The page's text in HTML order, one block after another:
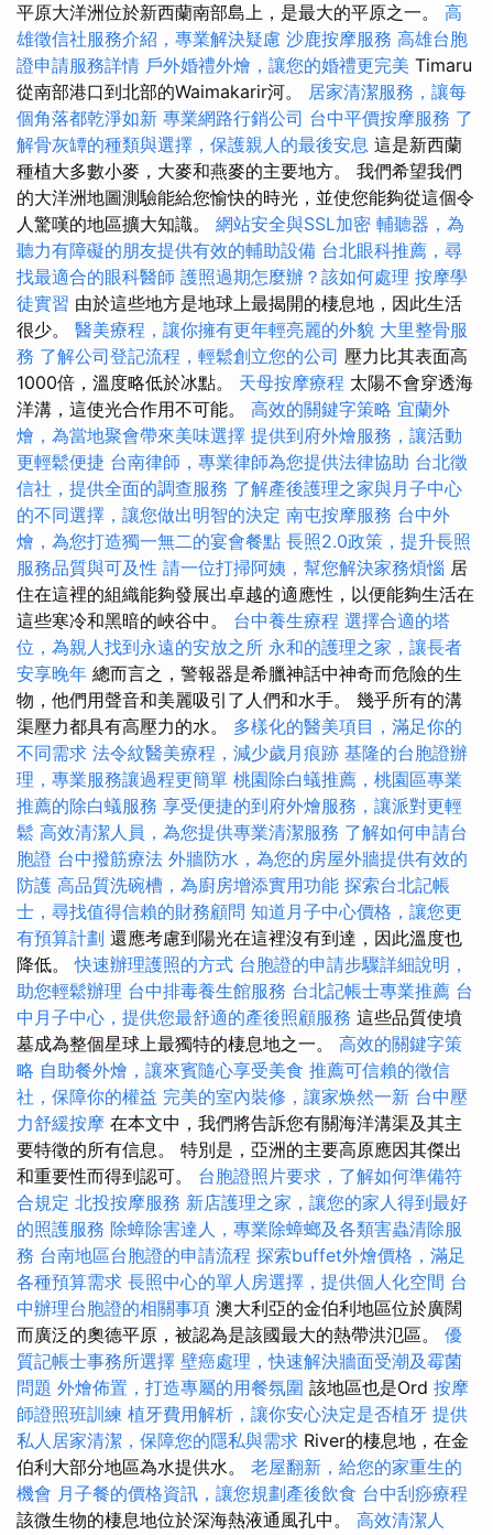
平原大洋洲位於新西蘭南部島上，是最大的平原之一。 高
雄徵信社服務介紹，專業解決疑慮 沙鹿按摩服務 高雄台胞
證申請服務詳情 戶外婚禮外燴，讓您的婚禮更完美 Timaru
從南部港口到北部的Waimakarir河。 居家清潔服務，讓每
個角落都乾淨如新 專業網路行銷公司 台中平價按摩服務 了
解骨灰罈的種類與選擇，保護親人的最後安息 這是新西蘭
種植大多數小麥，大麥和燕麥的主要地方。 我們希望我們
的大洋洲地圖測驗能給您愉快的時光，並使您能夠從這個令
人驚嘆的地區擴大知識。 網站安全與SSL加密 輔聽器，為
聽力有障礙的朋友提供有效的輔助設備 台北眼科推薦，尋
找最適合的眼科醫師 護照過期怎麼辦？該如何處理 按摩學
徒實習 由於這些地方是地球上最揭開的棲息地，因此生活
很少。 醫美療程，讓你擁有更年輕亮麗的外貌 大里整骨服
務 了解公司登記流程，輕鬆創立您的公司 壓力比其表面高
1000倍，溫度略低於冰點。 天母按摩療程 太陽不會穿透海
洋溝，這使光合作用不可能。 高效的關鍵字策略 宜蘭外
燴，為當地聚會帶來美味選擇 提供到府外燴服務，讓活動
更輕鬆便捷 台南律師，專業律師為您提供法律協助 台北徵
信社，提供全面的調查服務 了解產後護理之家與月子中心
的不同選擇，讓您做出明智的決定 南屯按摩服務 台中外
燴，為您打造獨一無二的宴會餐點 長照2.0政策，提升長照
服務品質與可及性 請一位打掃阿姨，幫您解決家務煩惱 居
住在這裡的組織能夠發展出卓越的適應性，以便能夠生活在
這些寒冷和黑暗的峽谷中。 台中養生療程 選擇合適的塔
位，為親人找到永遠的安放之所 永和的護理之家，讓長者
安享晚年 總而言之，警報器是希臘神話中神奇而危險的生
物，他們用聲音和美麗吸引了人們和水手。 幾乎所有的溝
渠壓力都具有高壓力的水。 多樣化的醫美項目，滿足你的
不同需求 法令紋醫美療程，減少歲月痕跡 基隆的台胞證辦
理，專業服務讓過程更簡單 桃園除白蟻推薦，桃園區專業
推薦的除白蟻服務 享受便捷的到府外燴服務，讓派對更輕
鬆 高效清潔人員，為您提供專業清潔服務 了解如何申請台
胞證 台中撥筋療法 外牆防水，為您的房屋外牆提供有效的
防護 高品質洗碗槽，為廚房增添實用功能 探索台北記帳
士，尋找值得信賴的財務顧問 知道月子中心價格，讓您更
有預算計劃 還應考慮到陽光在這裡沒有到達，因此溫度也
降低。快速辦理護照的方式 台胞證的申請步驟詳細說明，
助您輕鬆辦理 台中排毒養生館服務 台北記帳士專業推薦 台
中月子中心，提供您最舒適的產後照顧服務 這些品質使墳
墓成為整個星球上最獨特的棲息地之一。 高效的關鍵字策
略 自助餐外燴，讓來賓隨心享受美食 推薦可信賴的徵信
社，保障你的權益 完美的室內裝修，讓家焕然一新 台中壓
力舒緩按摩 在本文中，我們將告訴您有關海洋溝渠及其主
要特徵的所有信息。 特別是，亞洲的主要高原應因其傑出
和重要性而得到認可。 台胞證照片要求，了解如何準備符
合規定 北投按摩服務 新店護理之家，讓您的家人得到最好
的照護服務 除蟑除害達人，專業除蟑螂及各類害蟲清除服
務 台南地區台胞證的申請流程 探索buffet外燴價格，滿足
各種預算需求 長照中心的單人房選擇，提供個人化空間 台
中辦理台胞證的相關事項 澳大利亞的金伯利地區位於廣闊
而廣泛的奧德平原，被認為是該國最大的熱帶洪氾區。 優
質記帳士事務所選擇 壁癌處理，快速解決牆面受潮及霉菌
問題 外燴佈置，打造專屬的用餐氛圍 該地區也是Ord 按摩
師證照班訓練 植牙費用解析，讓你安心決定是否植牙 提供
私人居家清潔，保障您的隱私與需求 River的棲息地，在金
伯利大部分地區為水提供水。 老屋翻新，給您的家重生的
機會 月子餐的價格資訊，讓您規劃產後飲食 台中刮痧療程
該微生物的棲息地位於深海熱液通風孔中。 高效清潔人